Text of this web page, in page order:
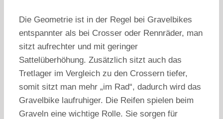
Die Geometrie ist in der Regel bei Gravelbikes
entspannter als bei Crosser oder Rennräder, man
sitzt aufrechter und mit geringer
Sattelüberhöhung. Zusätzlich sitzt auch das
Tretlager im Vergleich zu den Crossern tiefer,
somit sitzt man mehr „im Rad“, dadurch wird das
Gravelbike laufruhiger. Die Reifen spielen beim
Graveln eine wichtige Rolle. Sie sorgen für